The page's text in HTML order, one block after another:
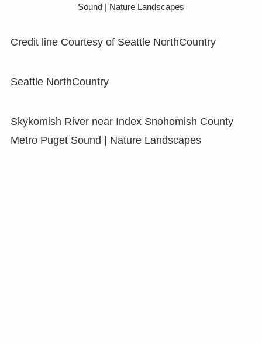
Sound | Nature Landscapes
Credit line Courtesy of Seattle NorthCountry
Seattle NorthCountry
Skykomish River near Index Snohomish County
Metro Puget Sound | Nature Landscapes